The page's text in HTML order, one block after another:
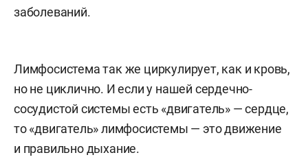
заболеваний.
Лимфосистема так же циркулирует, как и кровь,
но не циклично. И если у нашей сердечно-
сосудистой системы есть «двигатель» — сердце,
то «двигатель» лимфосистемы — это движение
и правильно дыхание.